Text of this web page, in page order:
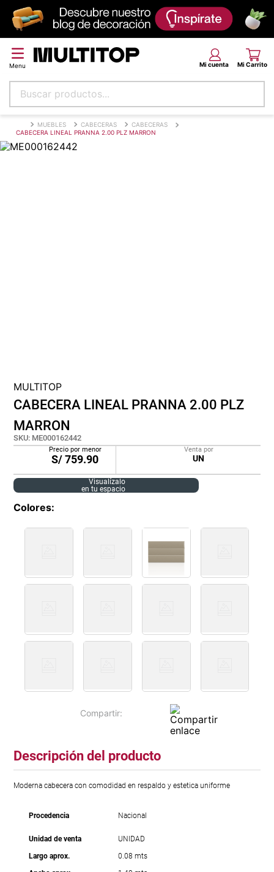
Buscar productos...
MUEBLES CABECERAS
CABECERAS
CABECERA LINEAL PRANNA 2.00 PLZ MARRON
MULTITOP
CABECERA LINEAL PRANNA 2.00 PLZ
MARRON
SKU: ME000162442
Precio por menor
S/759.90
Venta por
UN
Visualízalo
en tu espacio
Colores
Descripción del producto
Moderna cabecera con comodidad en respaldo y estetica uniforme
Procedencia Nacional
Unidad de venta
UNIDAD
Largo aprox.
0.08 mts
Términos más buscados
papel tapiz